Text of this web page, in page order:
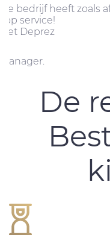
De bedrijf heeft zoals
Top service!
Det Deprez
Manager.
De